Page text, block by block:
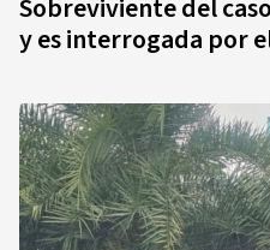
Sobreviviente del
y es interrogada por